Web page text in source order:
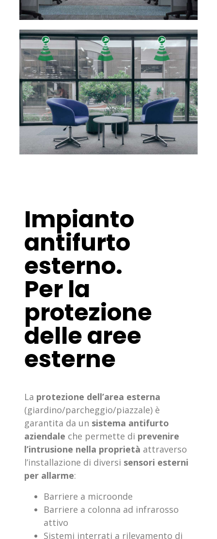
Impianto
antifurto
esterno.
Per la
protezione
delle aree
esterne
La protezione dell’area esterna
(giardino/parcheggio/piazzale) è
garantita da un sistema antifurto
aziendale che permette di prevenire
l’intrusione nella proprietà attraverso
l’installazione di diversi sensori esterni
per allarme:
Barriere a microonde
Barriere a colonna ad infrarosso
attivo
Sistemi interrati a rilevamento di